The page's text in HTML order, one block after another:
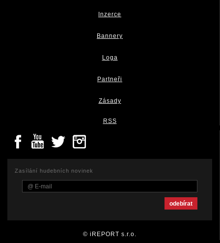
Inzerce
Bannery
Loga
Partneři
Zásady
RSS
Zasílání hudebních novinek
© iREPORT s.r.o.